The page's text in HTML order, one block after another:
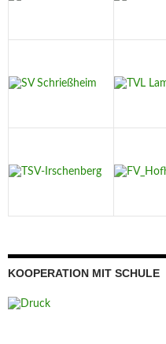
KOOPERATION MIT SCHULE